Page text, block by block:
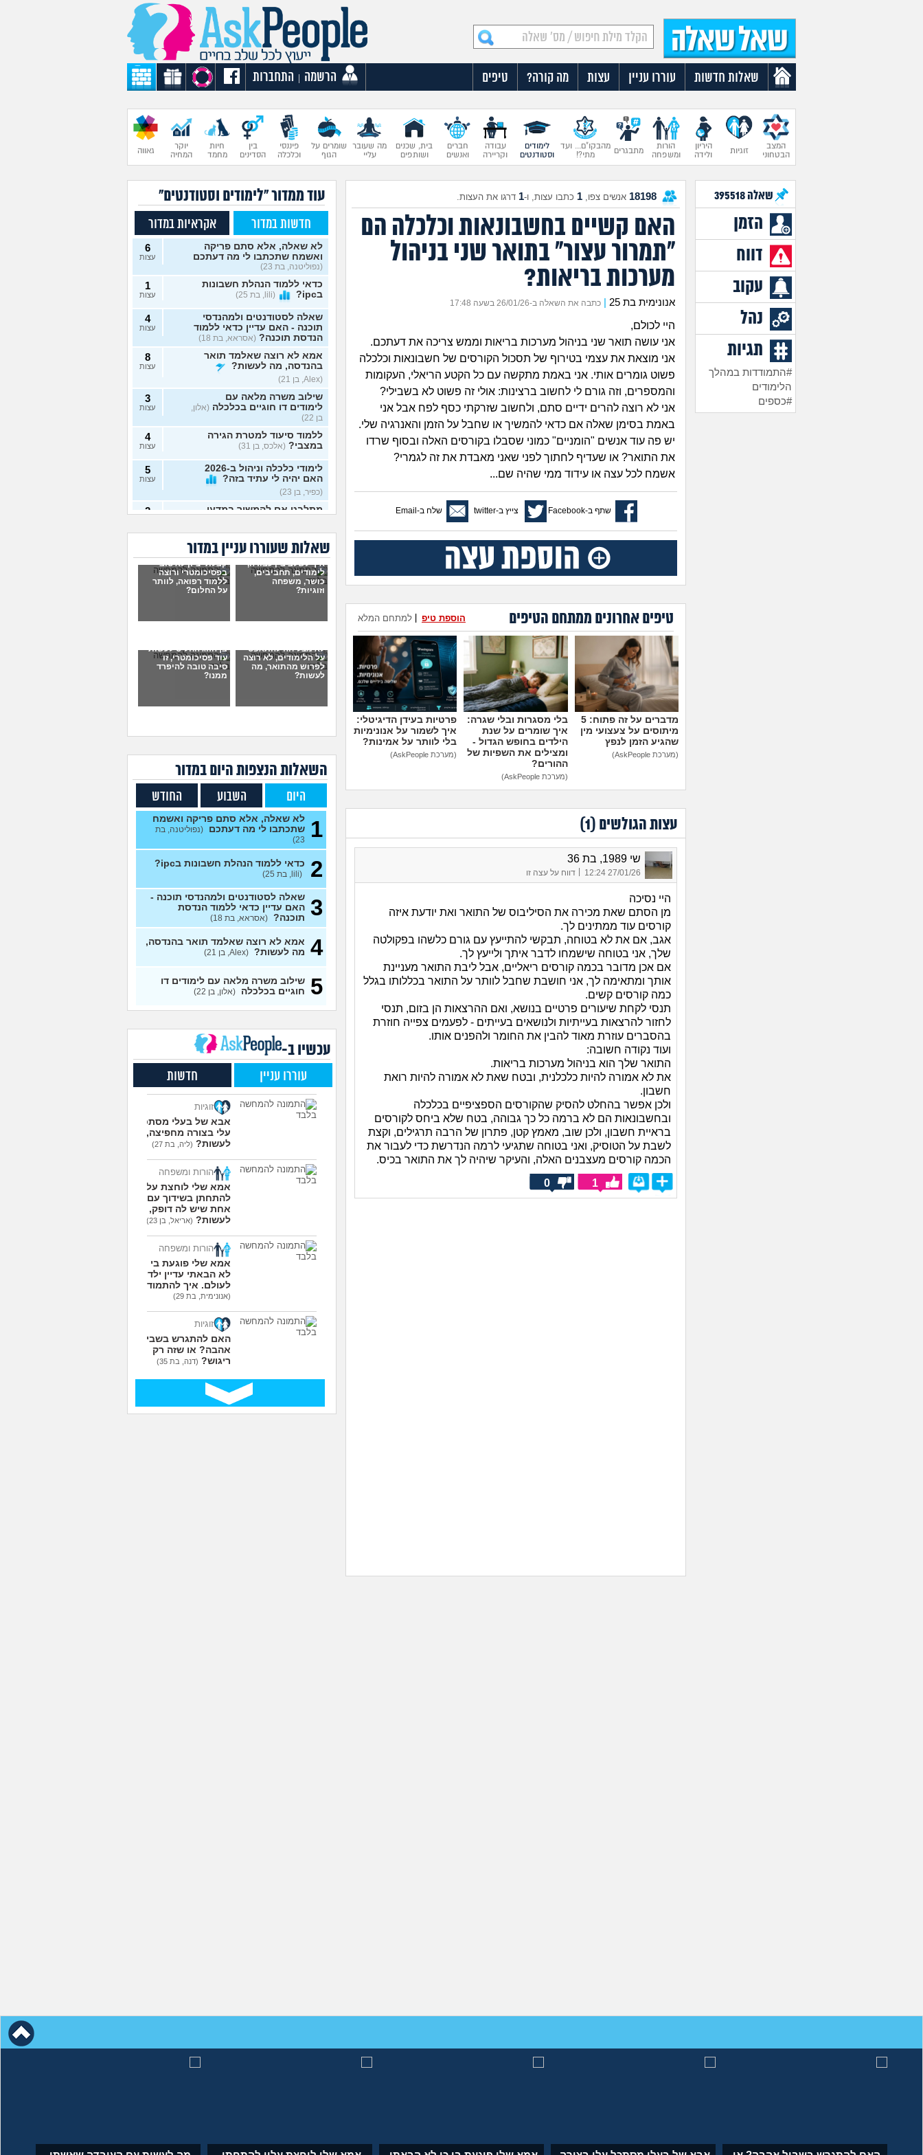
שאלות חדשות עוררו עניין עצות מה קורה? טיפים הרשמה התחברות
המצב
הבטחוני
זוגיות
היריון
ולידה
הורות
ומשפחה
מתבגרים
מהבקו"ם... ועד
מתי?!
לימודים
וסטודנטים
עבודה
וקריירה
חברים
ואנשים
בית, שכנים
ושותפים
מה שעובר
עליי
שומרים על
הגוף
פיננסי
וכלכלה
בין
הסדינים
חיות
מחמד
יוקר
המחיה
גאווה
שאלה395518
הזמן
דווח
עקוב
נהל
תגיות
#התמודדות במהלך
הלימודים
#כספים
18198 אנשים צפו, 1 כתבו עצות, ו-1 דרגו את העצות.
האם קשיים בחשבונאות וכלכלה הם
"תמרור עצור" בתואר שני בניהול
מערכות בריאות?
אנונימית בת 25 כתבה את השאלה ב-26/01/26 בשעה 17:48
היי לכולם,
אני עושה תואר שני בניהול מערכות בריאות וממש צריכה את דעתכם.
אני מוצאת את עצמי בטירוף של תסכול הקורסים של חשבונאות וכלכלה
פשוט גומרים אותי. אני באמת מתקשה עם כל הקטע הריאלי, העקומות
והמספרים, וזה גורם לי לחשוב ברצינות: אולי זה פשוט לא בשבילי?
אני לא רוצה להרים ידיים סתם, ולחשוב שזרקתי כסף לפח אבל אני
באמת בסימן שאלה אם כדאי להמשיך או שחבל על הזמן והאנרגיה שלי.
יש פה עוד אנשים "הומניים" כמוני שסבלו בקורסים האלה ובסוף שרדו
את התואר? או שעדיף לחתוך לפני שאני מאבדת את זה לגמרי?
אשמח לכל עצה או עידוד ממי שהיה שם...
שתף ב-Facebook צייץ ב-twitter שלח ב-Email
טיפים אחרונים ממתחם הטיפים למתחם המלא הוספת טיפ
מדברים על זה פתוח: 5
מיתוסים על צעצועי מין
שהגיע הזמן לנפץ
(מערכת AskPeople)
בלי מסגרות ובלי שגרה:
איך שומרים על שנת
הילדים בחופש הגדול -
ומצילים את השפיות של
ההורים?
(מערכת AskPeople)
פרטיות בעידן הדיגיטלי:
איך לשמור על אנונימיות
בלי לוותר על אמינות?
(מערכת AskPeople)
עצות הגולשים (1
)
שי 1989, בת 36
27/01/26 12:24 דווח על עצה זו
היי נסיכה
מן הסתם שאת מכירה את הסיליבוס של התואר ואת יודעת איזה
קורסים עוד ממתינים לך.
אגב, אם את לא בטוחה, תבקשי להתייעץ עם גורם כלשהו בפקולטה
שלך, אני בטוחה שישמחו לדבר איתך ולייעץ לך.
אם אכן מדובר בכמה קורסים ריאליים, אבל ליבת התואר מעניינת
אותך ומתאימה לך, אני חושבת שחבל לוותר על התואר בכללותו בגלל
כמה קורסים קשים.
תנסי לקחת שיעורים פרטיים בנושא, ואם ההרצאות הן בזום, תנסי
לחזור להרצאות בעייתיות ולנושאים בעייתים - לפעמים צפייה חוזרת
בהסברים עוזרת מאוד להבין את החומר ולהפנים אותו.
ועוד נקודה חשובה:
התואר שלך הוא בניהול מערכות בריאות.
את לא אמורה להיות כלכלנית, ובטח שאת לא אמורה להיות רואת
חשבון.
ולכן אפשר בהחלט להסיק שהקורסים הספציפיים בכלכלה
ובחשבונאות הם לא ברמה כל כך גבוהה, בטח שלא ביחס לקורסים
בראיית חשבון, ולכן שוב, מאמץ קטן, פתרון של הרבה תרגילים, וקצת
לשבת על הטוסיק, ואני בטוחה שתגיעי לרמה הנדרשת כדי לעבור את
הכמה קורסים מעצבנים האלה, והעיקר שיהיה לך את התואר בכיס.
1
0
עוד ממדור "לימודים וסטודנטים"
חדשות במדור אקראיות במדור
לא שאלה, אלא סתם פריקה
ואשמח שתכתבו לי מה דעתכם
(נפוליטנה, בת 23)
6
עצות
כדאי ללמוד הנהלת חשבונות
בipc?
(lili, בת 25)
1
עצות
שאלה לסטודנטים ולמהנדסי
תוכנה - האם עדיין כדאי ללמוד
הנדסת תוכנה? (אסראא, בת 18)
4
עצות
אמא לא רוצה שאלמד תואר
בהנדסה, מה לעשות?
(Alex, בן 21)
8
עצות
שילוב משרה מלאה עם
לימודים דו חוגיים בכלכלה (אלון,
בן 22)
3
עצות
ללמוד סיעוד למטרת הגירה
במצבי? (אלכס, בן 31)
4
עצות
לימודי כלכלה וניהול ב-2026
האם יהיה לי עתיד בזה?
(כפיר, בן 23)
5
עצות
מתלבט אם להמשיך במדעי
2
מה הדרך הכי טובה ללמוד
למבחן? (אודי, בן 20)
4
עצות
האם קיבלתי מספיק בבר אילן
מתלבט על כיון לימודים (יואב, בן
27)
לרפואה (מירי, בת 23) עצות
אני מרגישה שאני לא מתקדמת
לשום מקום
(ללללל, בת 24)
לימודים בתחום מזרחנות/
קרימינולוגיה עם אבחנות
פסיכיאטריות
(בר, בת 27)
עצות
ללמוד פסיכולוגיה?
87)
עצות
אם הייתה לכם מכונת זמן.
ספר כדי להתחיל מוקדם יותר?
(ירין, בת 19)
סיימתי תואר והבנתי שאני לא
עכשיו?
(טל, בת 29)
9
מס שאלות לסטודנטים ובוגרים
של המכללה האקדמית וינגייט
(מתלבט לגבי תואר, בן 28)
1
(אנונימית, בת 27) עצות
אילו יחידות טכנולוגיות יש?
(אנונימי, בן 17)
(אנונימי, בן 20)
הנדסת בניין באריאל או סמי
שמעון?
אני מרגישה ממש תקועה, איך
3
עצות
עוד שאלות חדשות במדור
שאלות שעוררו עניין במדור
איך לשלב בין עבודה,
לימודים, תחביבים,
כושר, משפחה
וזוגיות?
קבלתי ציון לא טוב
בפסיכומטרי ורוצה
ללמוד רפואה, לוותר
על החלום?
לא מצליחה להתאפס
על הלימודים, לא רוצה
לפרוש מהתואר, מה
לעשות?
בן הזוג החליט לעשות
עוד פסיכומטרי, זו
סיבה טובה להיפרד
ממנו?
השאלות הנצפות היוםבמדור
היום השבוע החודש
1
לא שאלה, אלא סתם פריקה ואשמח
שתכתבו לי מה דעתכם (נפוליטנה, בת
23)
2 כדאי ללמוד הנהלת חשבונות בipc?
(lili, בת 25)
3 שאלה לסטודנטים ולמהנדסי תוכנה -
האם עדיין כדאי ללמוד הנדסת
תוכנה? (אסראא, בת 18)
4
אמא לא רוצה שאלמד תואר בהנדסה,
מה לעשות? (Alex, בן 21)
5 שילוב משרה מלאה עם לימודים דו
חוגיים בכלכלה (אלון, בן 22)
עכשיו ב-
עוררו עניין חדשות
זוגיות
אבא של בעלי מסתכל
עלי בצורה מחפיצה, מה
לעשות? (ליה, בת 27)
הורות ומשפחה
אמא שלי לוחצת עליי
להתחתן בשידוך עם כל
אחת שיש לה דופק, מה
לעשות? (אריאל, בן 23)
הורות ומשפחה
אמא שלי פוגעת בי כי
לא הבאתי עדיין ילדים
לעולם. איך להתמודד?
(אנונימית, בת 29)
זוגיות
האם להתגרש בשביל
אהבה? או שזה רק
ריגוש? (דנה, בת 35)